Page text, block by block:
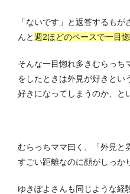
「ないです」と返答するも
んと週2ほどのペースで一目
そんな一目惚れ多きむらっち
をしたときは外見が好きとい
好きになってしまうのか、と
むらっちママ曰く、「外見と
すごい距離なのに顔がしっか
ゆきぽよさんも同じような経